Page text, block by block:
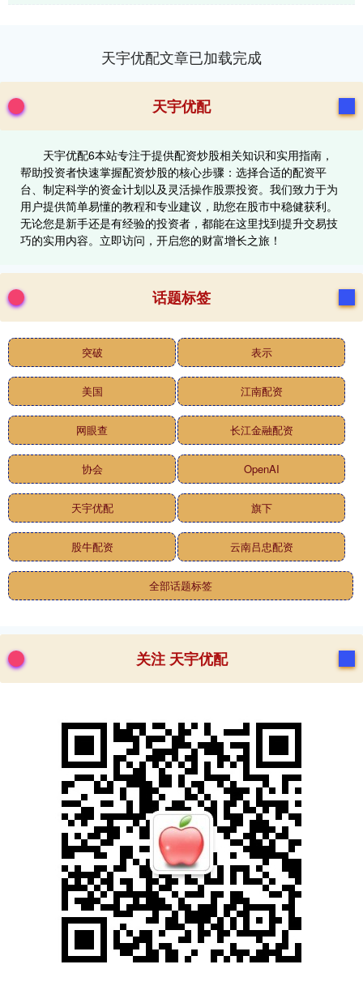
天宇优配文章已加载完成
天宇优配
天宇优配6本站专注于提供配资炒股相关知识和实用指南，
帮助投资者快速掌握配资炒股的核心步骤：选择合适的配资平
台、制定科学的资金计划以及灵活操作股票投资。我们致力于为
用户提供简单易懂的教程和专业建议，助您在股市中稳健获利。
无论您是新手还是有经验的投资者，都能在这里找到提升交易技
巧的实用内容。立即访问，开启您的财富增长之旅！
话题标签
突破 表示
美国 江南配资
网眼查 长江金融配资
协会 OpenAI
天宇优配 旗下
股牛配资 云南吕忠配资
全部话题标签
关注 天宇优配